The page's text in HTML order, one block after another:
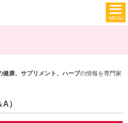
健康、サプリメント、ハーブの情報を専門家
）